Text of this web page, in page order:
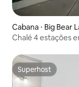
Cabana ⋅ Big Bear
Chalé 4 estações
Superhost
Superhost